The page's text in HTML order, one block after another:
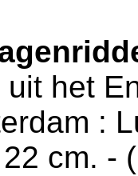
uit het
:
cm. -